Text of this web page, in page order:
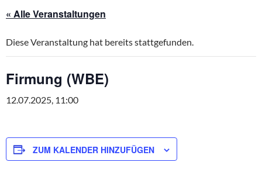
« Alle Veranstaltungen
Diese Veranstaltung hat bereits stattgefunden.
Firmung (WBE)
12.07.2025, 11:00
ZUM KALENDER HINZUFÜGEN